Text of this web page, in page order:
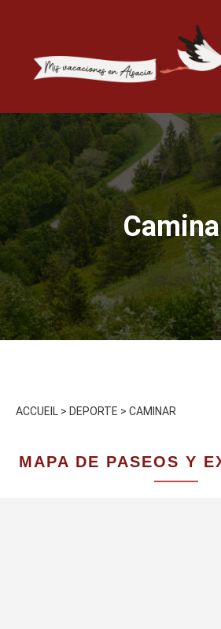
ACCUEIL > DEPORTE > CAMINAR
MAPA DE PASEOS Y